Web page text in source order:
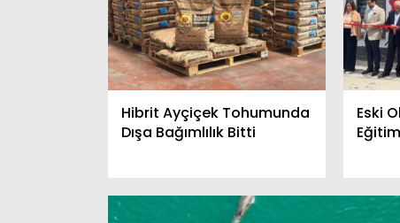
Hibrit Ayçiçek Tohumunda
Dışa Bağımlılık Bitti
Eski
Tekirdağ’da Kanser
İl Danışma